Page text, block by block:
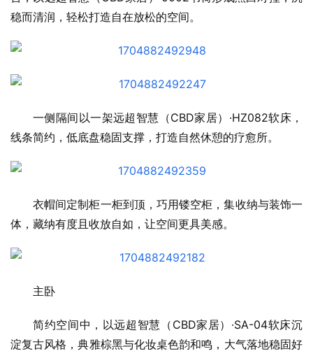
稳而清润，轻松打造自在放松的空间。
一侧隔间以一架远超智慧（CBD家居）·HZ082软床，
线条简约，低底盘稳固支撑，打造自然休憩的疗愈所。
衣帽间定制柜一柜到顶，巧用镂空柜，集收纳与装饰一
体，藏纳有度且收放自如，让空间更具美感。
主卧
简约空间中，以远超智慧（CBD家居）·SA-04软床沉
淀复古风格，典雅棕黑与化妆桌色韵和鸣，大气落地稳固好